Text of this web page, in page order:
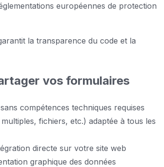
européennes de protection
la transparence du code et la
vos formulaires
compétences techniques requises
fichiers, etc.) adaptée à tous les
directe sur votre site web
graphique des données